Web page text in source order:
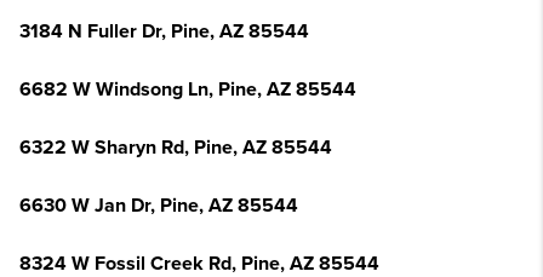
3184 N Fuller Dr, Pine, AZ 85544
6682 W Windsong Ln, Pine, AZ 85544
6322 W Sharyn Rd, Pine, AZ 85544
6630 W Jan Dr, Pine, AZ 85544
8324 W Fossil Creek Rd, Pine, AZ 85544